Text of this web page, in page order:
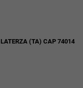
LATERZA (TA) CAP 74014